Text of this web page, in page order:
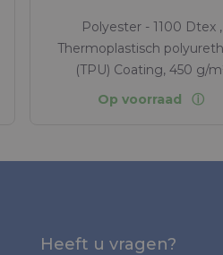
Polyester - 1100 Dtex ,
Thermoplastisch
(TPU) Coating, 450 g/
Op voorraad
Heeft u vragen?